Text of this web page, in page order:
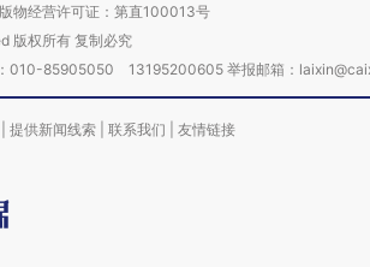
物经营许可证：第直100013号
版权所有 复制必究
：010-85905050 13195200605 举报邮箱：
提供新闻线索 联系我们 友情链接